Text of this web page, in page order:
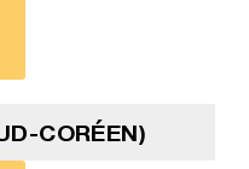
CORÉEN)